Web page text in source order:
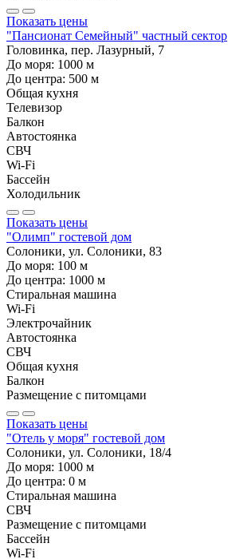
Показать цены
"Пансионат Семейный" частный сектор
Головинка, пер. Лазурный, 7
До моря: 1000 м
До центра: 500 м
Общая кухня
Телевизор
Балкон
Автостоянка
СВЧ
Wi-Fi
Бассейн
Холодильник
Показать цены
"Олимп" гостевой дом
Солоники, ул. Солоники, 83
До моря: 100 м
До центра: 1000 м
Стиральная машина
Wi-Fi
Электрочайник
Автостоянка
СВЧ
Общая кухня
Балкон
Размещение с питомцами
Показать цены
"Отель у моря" гостевой дом
Солоники, ул. Солоники, 18/4
До моря: 1000 м
До центра: 0 м
Стиральная машина
СВЧ
Размещение с питомцами
Бассейн
Wi-Fi